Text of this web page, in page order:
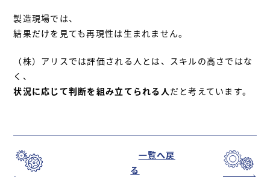
製造現場では、
結果だけを見ても再現性は生まれません。
（株）アリスでは評価される人とは、スキルの高さではな
く、
状況に応じて判断を組み立てられる人だと考えています。
一覧へ戻
る